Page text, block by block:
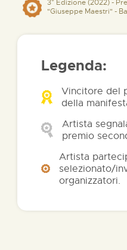
3° Edizione (2022) -
"Giuseppe Maestri" -
Legenda:
Vincitore del
della
Artista
premio
Artista
selezionato/
organizzatori.